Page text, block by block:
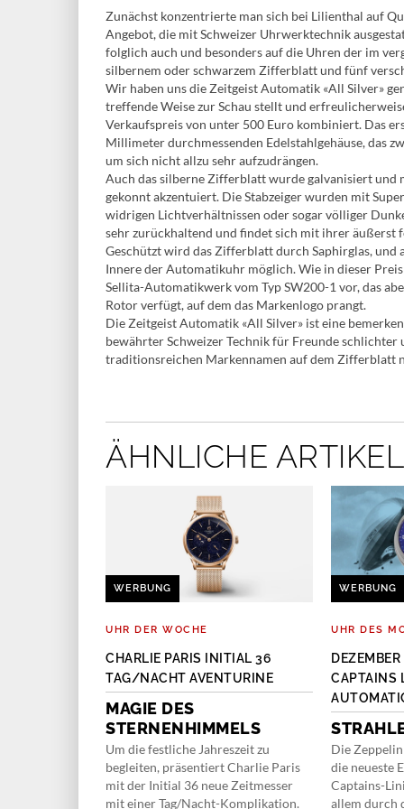
Zunächst konzentrierte man sich bei Lilienthal auf
Angebot, die mit Schweizer Uhrwerktechnik
folglich auch und besonders auf die Uhren der im
silbernem oder schwarzem Zifferblatt und fünf
Wir haben uns die Zeitgeist Automatik «All Silver»
treffende Weise zur Schau stellt und
Verkaufspreis von unter 500 Euro kombiniert. Das
Millimeter durchmessenden Edelstahlgehäuse, das
um sich nicht allzu sehr aufzudrängen.
Auch das silberne Zifferblatt wurde galvanisiert und
gekonnt akzentuiert. Die Stabzeiger wurden mit
widrigen Lichtverhältnissen oder sogar völliger
sehr zurückhaltend und findet sich mit ihrer äußerst
Geschützt wird das Zifferblatt durch Saphirglas, und
Innere der Automatikuhr möglich. Wie in dieser
Sellita-Automatikwerk vom Typ SW200-1 vor, das
Rotor verfügt, auf dem das Markenlogo prangt.
Die Zeitgeist Automatik «All Silver» ist eine
bewährter Schweizer Technik für Freunde
traditionsreichen Markennamen auf dem Zifferblatt
ÄHNLICHE ARTIKEL
WERBUNG
UHR DER WOCHE
CHARLIE PARIS INITIAL 36
TAG/NACHT AVENTURINE
MAGIE DES
STERNENHIMMELS
Um die festliche Jahreszeit zu
begleiten, präsentiert Charlie Paris
mit der Initial 36 neue Zeitmesser
mit einer Tag/Nacht-Komplikation.
WERBUNG
UHR DES
CAPTAINS
Die
die neueste
Captains-
allem durch